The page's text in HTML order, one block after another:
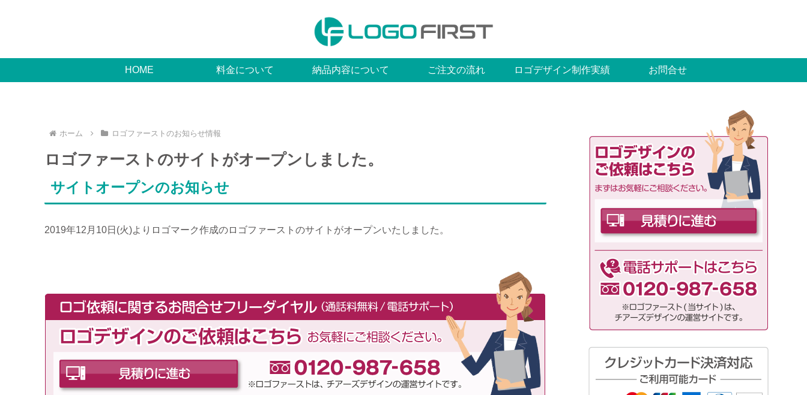
HOME 料金について 納品内容について ご注文の流れ ロゴデザイン制作実績 お問合せ
ホーム ロゴファーストのお知らせ情報
ロゴファーストのサイトがオープンしました。
サイトオープンのお知らせ
2019年12月10日(火)よりロゴマーク作成のロゴファーストのサイトがオープンいたしました。